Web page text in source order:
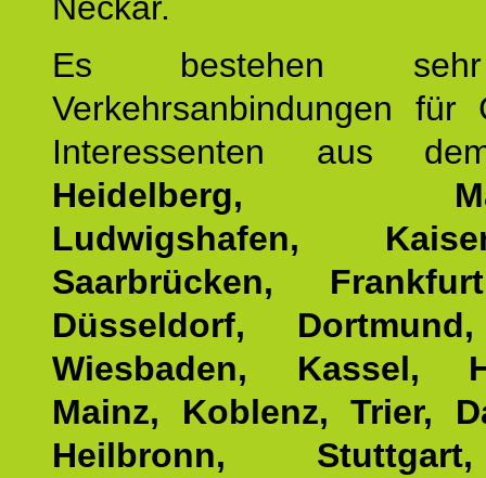
Es bestehen
Verkehrsanbindungen für
Interessenten aus
Heidelberg,
Ludwigshafen,
Saarbrücken,
Düsseldorf,
Wiesbaden, Kassel,
Mainz, Koblenz, Trier,
Heilbronn,